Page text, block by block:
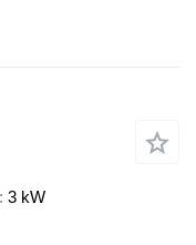
3 kW